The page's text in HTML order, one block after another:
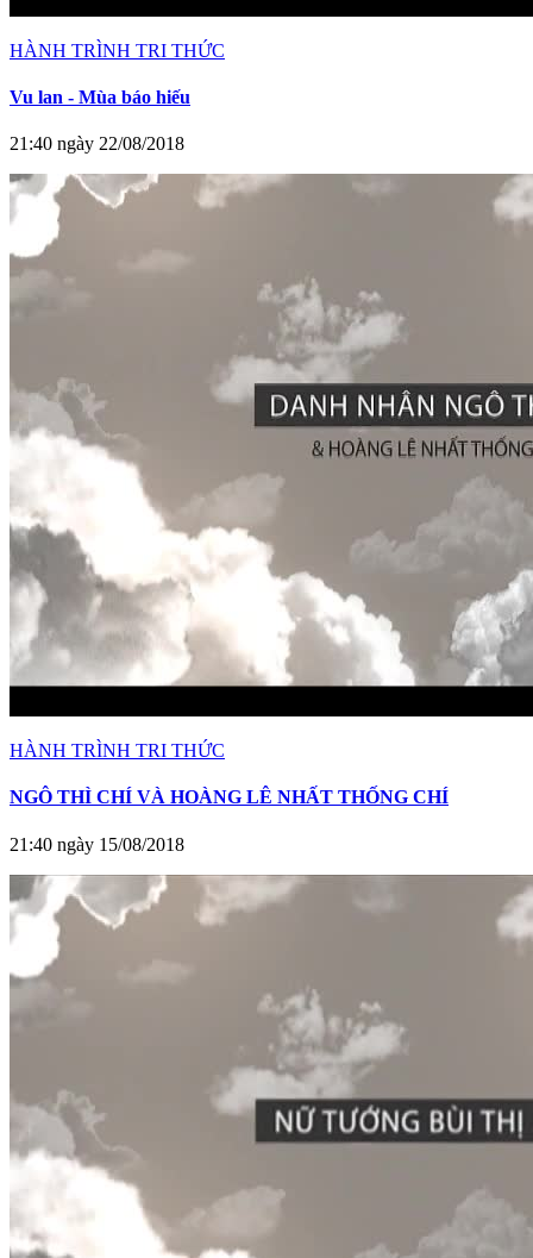
HÀNH TRÌNH TRI THỨC
Vu lan - Mùa báo hiếu
21:40 ngày 22/08/2018
HÀNH TRÌNH TRI THỨC
NGÔ THÌ CHÍ VÀ HOÀNG LÊ NHẤT THỐNG CHÍ
21:40 ngày 15/08/2018